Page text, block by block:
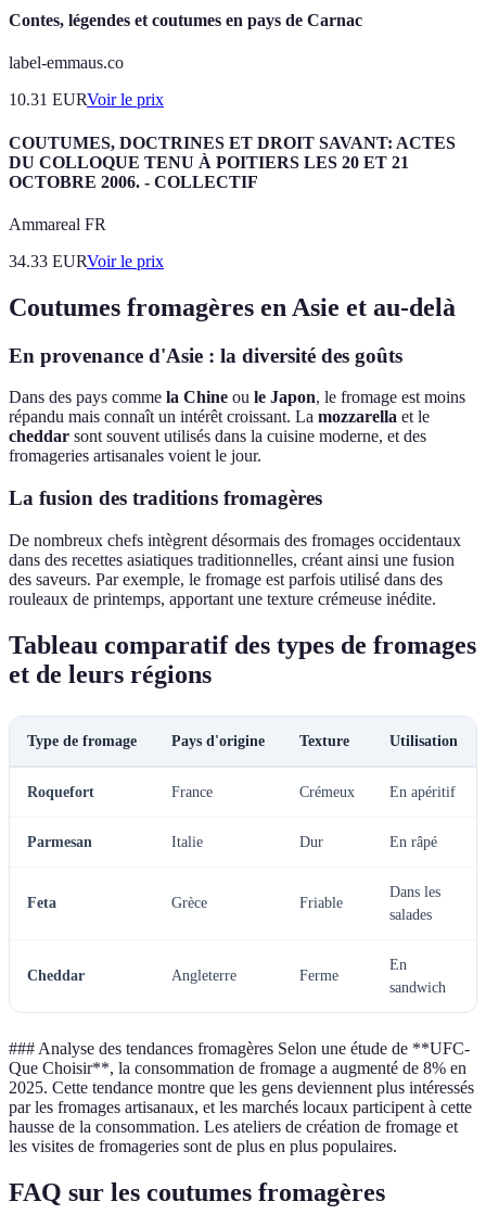
Contes, légendes et coutumes en pays de Carnac
label-emmaus.co
10.31 EURVoir le prix
COUTUMES, DOCTRINES ET DROIT SAVANT: ACTES
DU COLLOQUE TENU À POITIERS LES 20 ET 21
OCTOBRE 2006. - COLLECTIF
Ammareal FR
34.33 EURVoir le prix
Coutumes fromagères en Asie et au-delà
En provenance d'Asie : la diversité des goûts
Dans des pays comme la Chine ou le Japon, le fromage est moins
répandu mais connaît un intérêt croissant. La mozzarella et le
cheddar sont souvent utilisés dans la cuisine moderne, et des
fromageries artisanales voient le jour.
La fusion des traditions fromagères
De nombreux chefs intègrent désormais des fromages occidentaux
dans des recettes asiatiques traditionnelles, créant ainsi une fusion
des saveurs. Par exemple, le fromage est parfois utilisé dans des
rouleaux de printemps, apportant une texture crémeuse inédite.
Tableau comparatif des types de fromages
et de leurs régions
Type de fromage Pays d'origine Texture Utilisation
Roquefort France Crémeux En apéritif
Parmesan Italie Dur En râpé
Feta Grèce Friable
Dans les
salades
Cheddar Angleterre Ferme
En
sandwich
### Analyse des tendances fromagères Selon une étude de **UFC-
Que Choisir**, la consommation de fromage a augmenté de 8% en
2025. Cette tendance montre que les gens deviennent plus intéressés
par les fromages artisanaux, et les marchés locaux participent à cette
hausse de la consommation. Les ateliers de création de fromage et
les visites de fromageries sont de plus en plus populaires.
FAQ sur les coutumes fromagères